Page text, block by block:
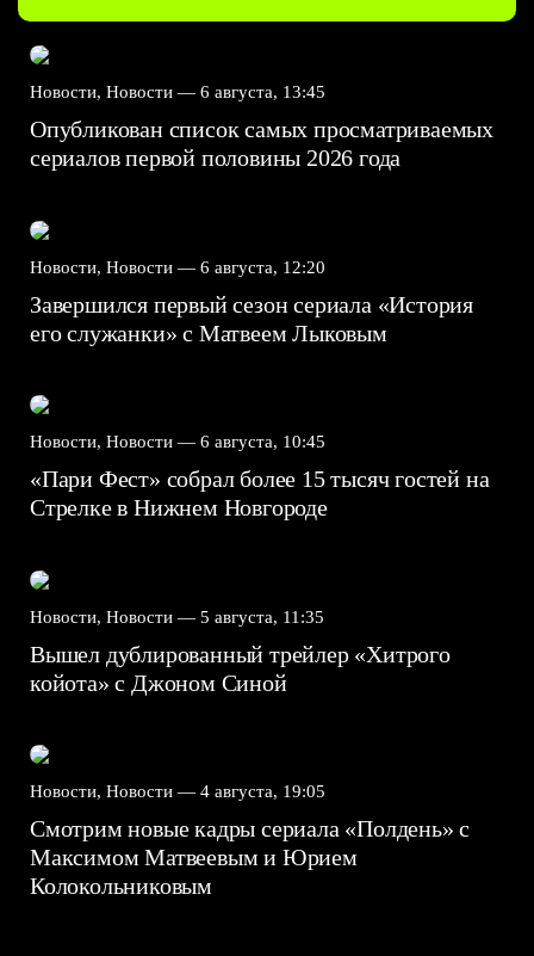
Новости, Новости — 6 августа, 13:45
Опубликован список самых просматриваемых
сериалов первой половины 2026 года
Новости, Новости — 6 августа, 12:20
Завершился первый сезон сериала «История
его служанки» с Матвеем Лыковым
Новости, Новости — 6 августа, 10:45
«Пари Фест» собрал более 15 тысяч гостей на
Стрелке в Нижнем Новгороде
Новости, Новости — 5 августа, 11:35
Вышел дублированный трейлер «Хитрого
койота» с Джоном Синой
Новости, Новости — 4 августа, 19:05
Смотрим новые кадры сериала «Полдень» с
Максимом Матвеевым и Юрием
Колокольниковым